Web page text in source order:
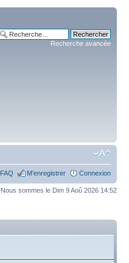
Recherche avancée
FAQ M’enregistrer Connexion
Nous sommes le Dim 9 Aoû 2026 14:52